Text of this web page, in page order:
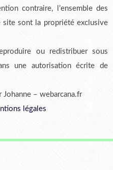
contraire, l’ensemble des
sont la propriété exclusive
ou redistribuer sous
une autorisation écrite de
– webarcana.fr
légales